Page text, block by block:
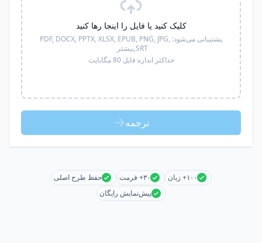
کلیک کنید یا فایل را اینجا رها کنید
پشتیبانی می‌شود: PDF, DOCX, PPTX, XLSX, EPUB, PNG, JPG,
SRT, بیشتر
حداکثر اندازه فایل 80 مگابایت
ترجمه
۱۰۰+ زبان ۳۰+ فرمت
حفظ طرح اصلی
پیش‌نمایش رایگان